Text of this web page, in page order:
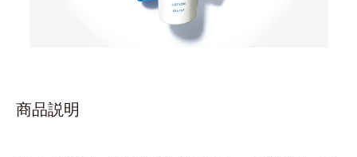
商品説明